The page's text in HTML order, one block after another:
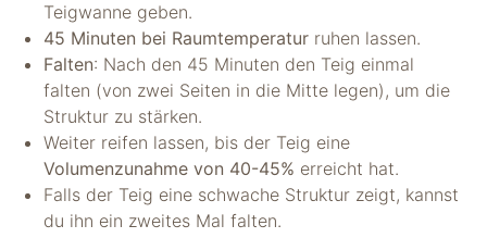
Teigwanne geben.
45 Minuten bei Raumtemperatur ruhen lassen.
Falten: Nach den 45 Minuten den Teig einmal
falten (von zwei Seiten in die Mitte legen), um die
Struktur zu stärken.
Weiter reifen lassen, bis der Teig eine
Volumenzunahme von 40-45% erreicht hat.
Falls der Teig eine schwache Struktur zeigt, kannst
du ihn ein zweites Mal falten.